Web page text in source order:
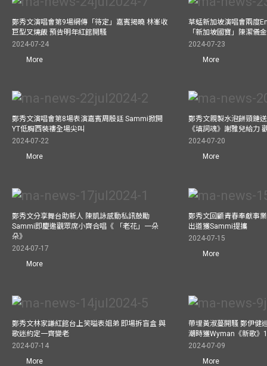
鄭秀文演唱會第9場網傳「待定」嘉賓揭曉 林峯收
巨型叉燒飯 預告明年紅館開騷
2024-07-24
More
草蜢新加坡演唱會兩度
「新加坡國寶」陳潔儀
2024-07-23
More
鄭秀文演唱會第8場表演嘉賓周殷廷 Sammi掀開
YT低胸西裝褸全場尖叫
2024-07-22
More
鄭秀文親製水泡餅頸鏈
《填詞魂》謝雅兒給力
2024-07-20
More
鄭秀文分享舞台助新人 陳凱詠感動私訊鼓勵
Sammi即慶邀觀眾席小齊合唱《 「老花」一朵
朵》
2024-07-17
More
鄭秀文回顧青春奉獻事
出道獲Sammi提攜
2024-07-15
More
鄭秀文林家謙紅館台上笑嗌表姐弟 即場拆盲盒 與
歌迷約定一齊變老
2024-07-14
More
帶埋黃淑蔓開騷 鄭伊健
潮時獲Wyman《新歌》
2024-07-09
More